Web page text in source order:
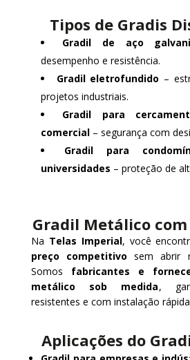
Tipos de Gradis
Gradil de aço
desempenho e resistência.
Gradil eletrofundido –
projetos industriais.
Gradil para
comercial– segurança com
Gradil para
universidades – proteção de
Gradil Metálico com
Na Telas Imperial, você
preço competitivo sem abrir
Somos fabricantes e
metálico sob medida,
resistentes e com instalação
Aplicações do